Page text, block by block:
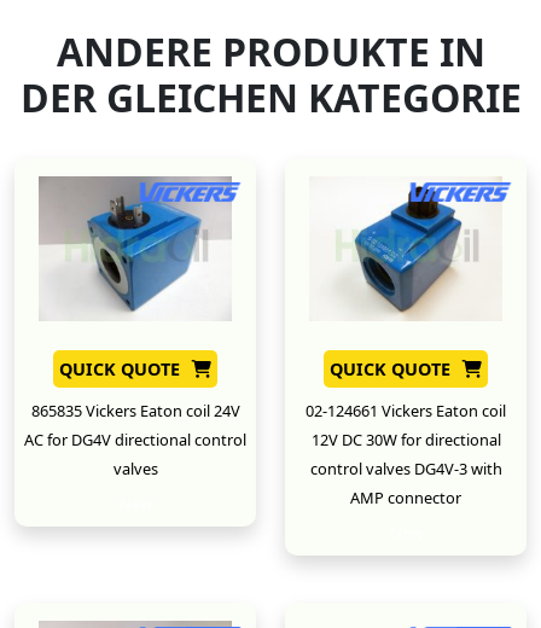
ANDERE PRODUKTE IN
DER GLEICHEN KATEGORIE
QUICK QUOTE
865835 Vickers Eaton coil 24V
AC for DG4V directional control
valves
QUICK QUOTE
02-124661 Vickers Eaton coil
12V DC 30W for directional
control valves DG4V-3 with
AMP connector